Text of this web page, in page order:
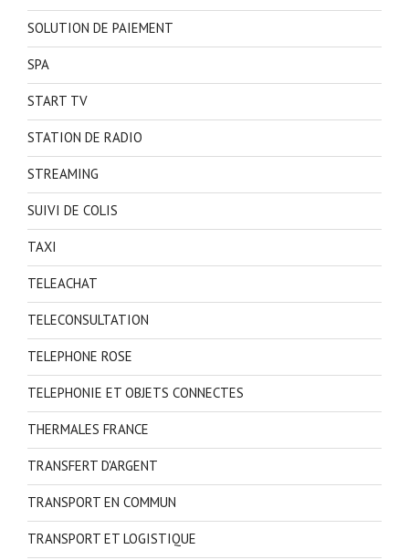
SOLUTION DE PAIEMENT
SPA
START TV
STATION DE RADIO
STREAMING
SUIVI DE COLIS
TAXI
TELEACHAT
TELECONSULTATION
TELEPHONE ROSE
TELEPHONIE ET OBJETS CONNECTES
THERMALES FRANCE
TRANSFERT D'ARGENT
TRANSPORT EN COMMUN
TRANSPORT ET LOGISTIQUE